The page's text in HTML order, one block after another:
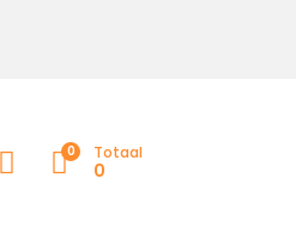
0 Totaal
0